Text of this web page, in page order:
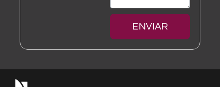
ENVIAR